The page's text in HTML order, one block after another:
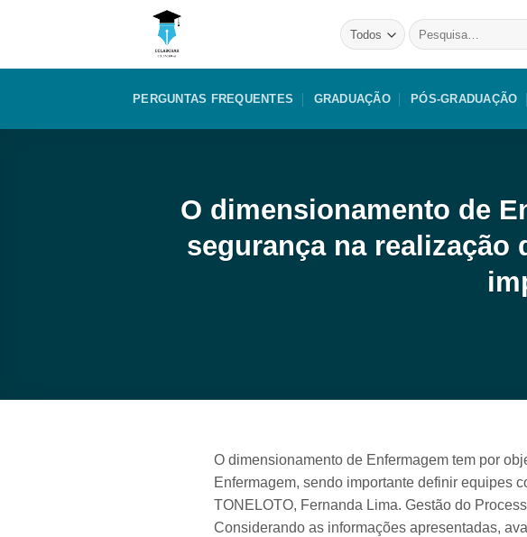
Pesquisar
por:
PERGUNTAS FREQUENTES GRADUAÇÃO PÓS-GRADUAÇÃO
O dimensionamento de
segurança na realização
O dimensionamento de Enfermagem tem por
Enfermagem, sendo importante definir equipes
TONELOTO, Fernanda Lima. Gestão do
Considerando as informações apresentadas,